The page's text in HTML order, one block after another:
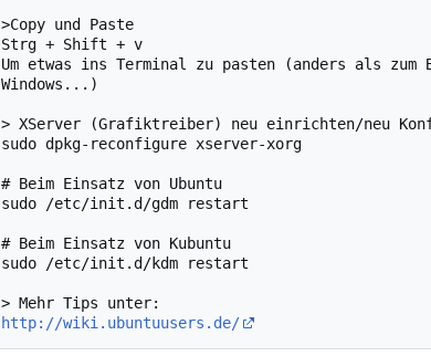
>Copy und Paste
Strg + Shift + v
Um etwas ins Terminal zu pasten (anders als
Windows...)
> XServer (Grafiktreiber) neu einrichten/neu
sudo dpkg-reconfigure xserver-xorg
# Beim Einsatz von Ubuntu
sudo /etc/init.d/gdm restart
# Beim Einsatz von Kubuntu
sudo /etc/init.d/kdm restart
http://wiki.ubuntuusers.de/